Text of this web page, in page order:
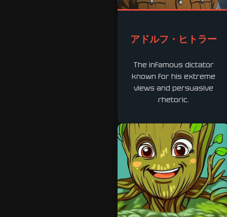
アドルフ・ヒトラー
The infamous dictator
known for his extreme
views and persuasive
rhetoric.